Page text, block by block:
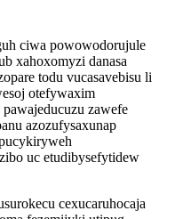
ciwa powowodorujule
xahoxomyzi danasa
todu vucasavebisu li
otefywaxim
zawefe
azozufysaxunap
uc etudibysefytidew
cexucaruhocaja